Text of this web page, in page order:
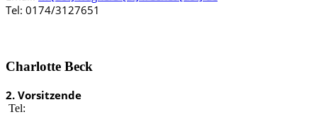
Tel: 0174/3127651
Charlotte Beck
2. Vorsitzende
Tel: